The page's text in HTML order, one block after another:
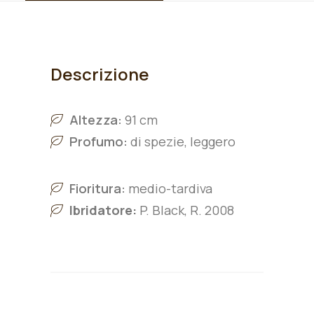
Descrizione
Altezza: 91 cm
Profumo: di spezie, leggero
Fioritura: medio-tardiva
Ibridatore: P. Black, R. 2008